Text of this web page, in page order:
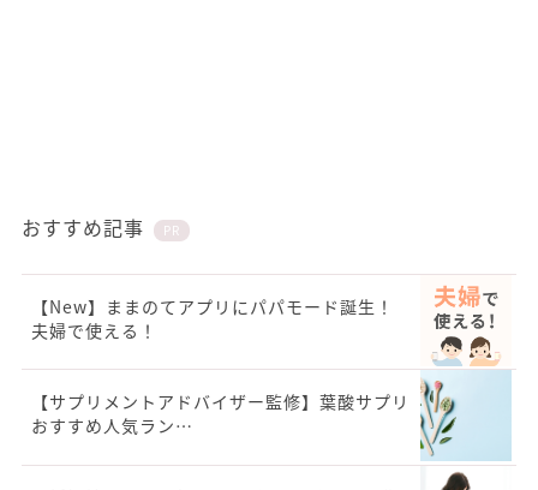
おすすめ記事 PR
【New】ままのてアプリにパパモード誕生！
夫婦で使える！
【サプリメントアドバイザー監修】葉酸サプリ
おすすめ人気ラン…